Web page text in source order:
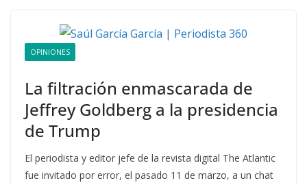
OPINIONES
La filtración enmascarada de
Jeffrey Goldberg a la presidencia
de Trump
El periodista y editor jefe de la revista digital The Atlantic
fue invitado por error, el pasado 11 de marzo, a un chat